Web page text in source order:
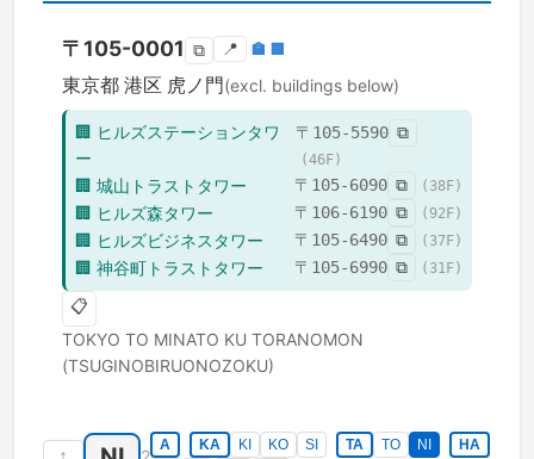
〒 105-0001 ⧉ 📍 🏣 🏢
東京都 港区 虎ノ門(excl. buildings below)
🏢 ヒルズステーションタワ
ー
〒 105-5590 ⧉
(46F)
🏢 城山トラストタワー 〒 105-6090 ⧉ ( 38F)
🏢 ヒルズ森タワー 〒 106-6190 ⧉ ( 92 F)
🏢 ヒルズビジネスタワー 〒 105-6490 ⧉ ( 37F)
🏢 神谷町トラストタワー 〒 105-6990 ⧉ ( 31F)
📋
TOKYO TO MINATO KU TORANOMON
(TSUGINOBIRUONOZOKU)
A KA KI KO SI TA TO NI
HA